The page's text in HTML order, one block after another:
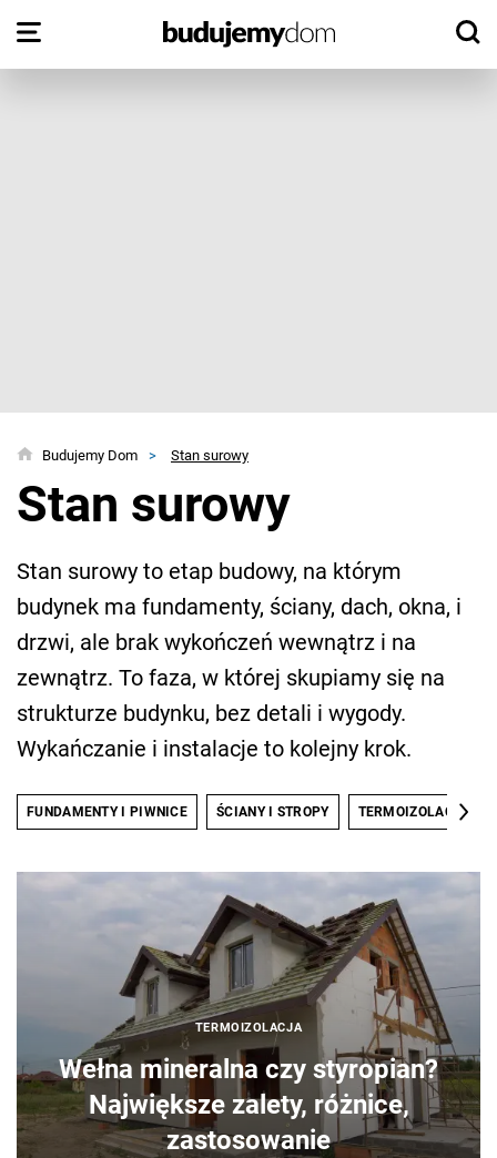
Budujemy Dom > Stan surowy
Stan surowy
Stan surowy to etap budowy, na którym
budynek ma fundamenty, ściany, dach, okna, i
drzwi, ale brak wykończeń wewnątrz i na
zewnątrz. To faza, w której skupiamy się na
strukturze budynku, bez detali i wygody.
Wykańczanie i instalacje to kolejny krok.
FUNDAMENTY I PIWNICE ŚCIANY I STROPY TERMOIZOLACJA
TERMOIZOLACJA
Wełna mineralna czy styropian?
Największe zalety, różnice,
zastosowanie